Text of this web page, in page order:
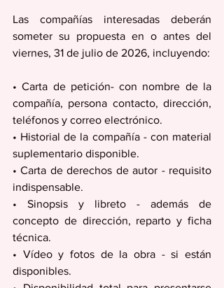
Las compañías interesadas deberán
someter su propuesta en o antes del
viernes, 31 de julio de 2026, incluyendo:
• Carta de petición- con nombre de la
compañía, persona contacto, dirección,
teléfonos y correo electrónico.
• Historial de la compañía - con material
suplementario disponible.
• Carta de derechos de autor - requisito
indispensable.
• Sinopsis y libreto - además de
concepto de dirección, reparto y ficha
técnica.
• Vídeo y fotos de la obra - si están
disponibles.